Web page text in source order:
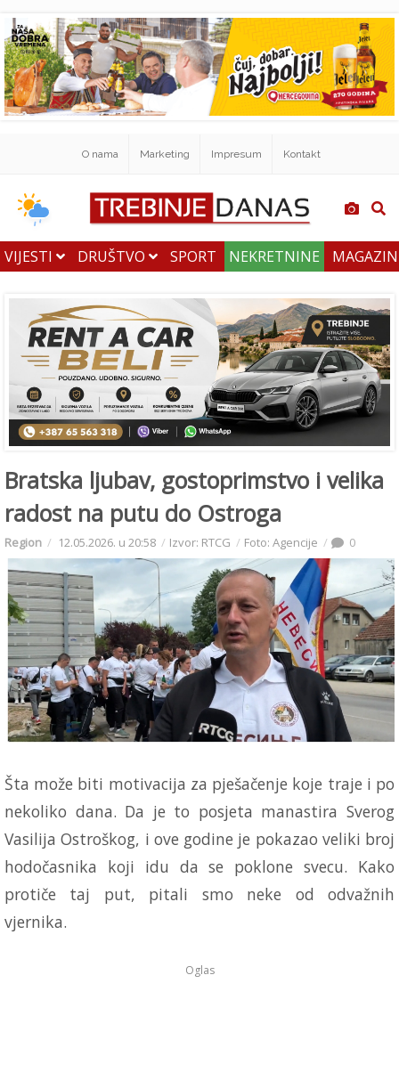
O nama Marketing Impresum Kontakt
VIJESTI DRUŠTVO SPORT NEKRETNINE
Bratska ljubav, gostoprimstvo i velika
radost na putu do Ostroga
Region 12.05.2026. u 20:58 Izvor: RTCG Foto: Agencije 0
Šta može biti motivacija za pješačenje koje traje i po
nekoliko dana. Da je to posjeta manastira Sverog
Vasilija Ostroškog, i ove godine je pokazao veliki broj
hodočasnika koji idu da se poklone svecu. Kako
protiče taj put, pitali smo neke od odvažnih
vjernika.
Oglas